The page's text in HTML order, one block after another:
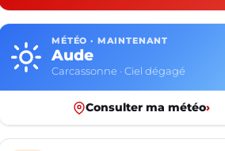
MÉTÉO · MAINTENANT
Aude
Carcassonne · Ciel dégagé
Consulter ma météo›